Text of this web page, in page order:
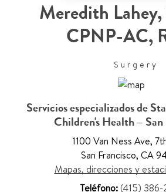
Meredith Lahey,
CPNP-AC,
Surgery
Servicios especializados de
Children's Health – San
1100 Van Ness Ave,
San Francisco, CA
Mapas, direcciones y
Teléfono:(415) 386-